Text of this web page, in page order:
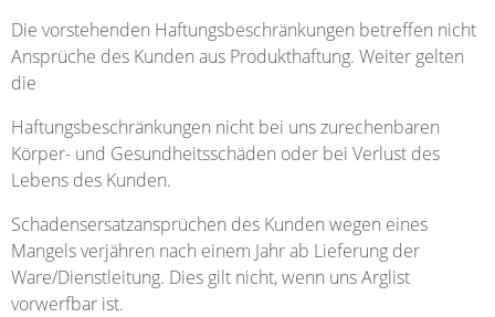
Die vorstehenden Haftungsbeschränkungen betreffen nicht
Ansprüche des Kunden aus Produkthaftung. Weiter gelten
die
Haftungsbeschränkungen nicht bei uns zurechenbaren
Körper- und Gesundheitsschäden oder bei Verlust des
Lebens des Kunden.
Schadensersatzansprüchen des Kunden wegen eines
Mangels verjähren nach einem Jahr ab Lieferung der
Ware/Dienstleitung. Dies gilt nicht, wenn uns Arglist
vorwerfbar ist.